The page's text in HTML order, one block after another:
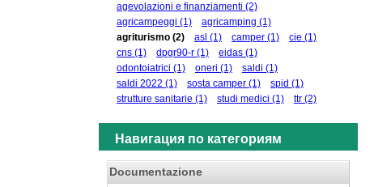
agevolazioni e finanziamenti (2)
agricampeggi (1) agricamping (1)
agriturismo (2) asl (1) camper (1) cie (1)
cns (1) dpgr90-r (1) eidas (1)
odontoiatrici (1) oneri (1) saldi (1)
saldi 2022 (1) sosta camper (1) spid (1)
strutture sanitarie (1) studi medici (1) ttr (2)
Навигация по категориям
Documentazione